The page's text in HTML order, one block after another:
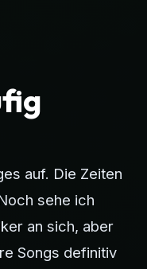
auf. Die Zeiten
sehe ich
an sich, aber
Songs definitiv